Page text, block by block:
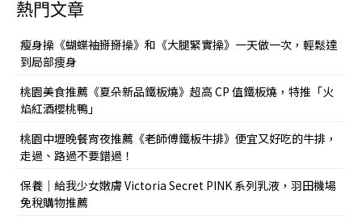
熱門文章
瘦身操《蝴蝶袖掰掰操》和《大腿緊實操》一天做一次，輕鬆達
到局部痩身
桃園美食推薦《夏朵新品鐵板燒》超高 CP 值鐵板燒，特推「火
焰紅酒櫻桃鴨」
桃園中壢晚餐宵夜推薦《老師傅鐵板牛排》便宜又好吃的牛排，
走過、路過不要錯過！
保養｜給我少女嫩膚 Victoria Secret PINK 系列乳液，羽田機場
免稅購物推薦